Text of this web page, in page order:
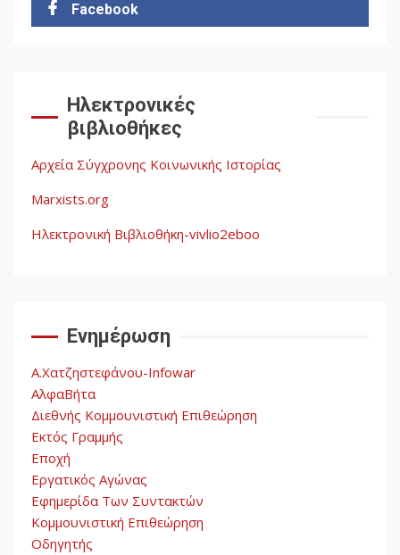
2
Documento: Η μεγάλη
ληστεία και ο έλεγχος των
λαών
Η ένδεια της σοσιαλιστικής
Απουσία Ιστορικής
5
Αυγή: Μαρξισμός και Εθνική
Απελευθέρωση
Facebook
Ηλεκτρονικές
βιβλιοθήκες
Αρχεία Σύγχρονης Κοινωνικής Ιστορίας
Marxists.org
Ηλεκτρονική Βιβλιοθήκη-vivlio2eboo
Ενημέρωση
Α.Χατζηστεφάνου-Infowar
ΑλφαΒήτα
Διεθνής Κομμουνιστική Επιθεώρηση
Εκτός Γραμμής
Εποχή
Εργατικός Αγώνας
Εφημερίδα Των Συντακτών
Κομμουνιστική Επιθεώρηση
Οδηγητής